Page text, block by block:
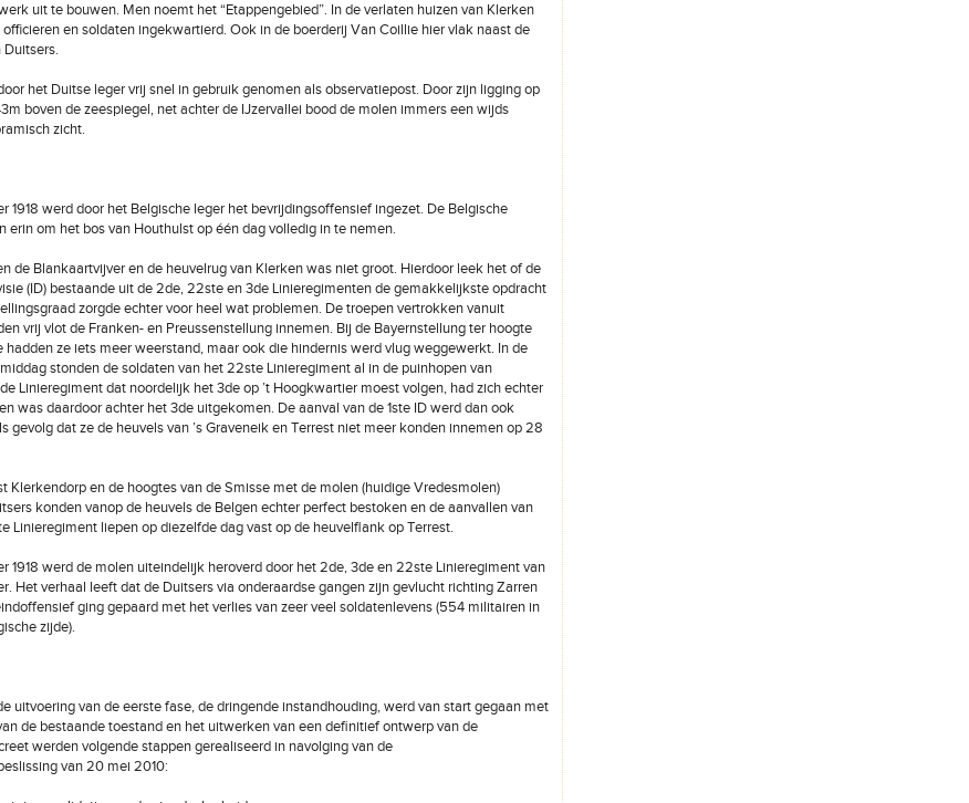
uit te bouwen. Men noemt het “Etappengebied”. In de verlaten huizen van Klerken
en soldaten ingekwartierd. Ook in de boerderij Van Coillie hier vlak naast de
Duitsers.
het Duitse leger vrij snel in gebruik genomen als observatiepost. Door zijn ligging op
boven de zeespiegel, net achter de IJzervallei bood de molen immers een wijds
zicht.
1918 werd door het Belgische leger het bevrijdingsoffensief ingezet. De Belgische
erin om het bos van Houthulst op één dag volledig in te nemen.
de Blankaartvijver en de heuvelrug van Klerken was niet groot. Hierdoor leek het of de
(ID) bestaande uit de 2de, 22ste en 3de Linieregimenten de gemakkelijkste opdracht
zorgde echter voor heel wat problemen. De troepen vertrokken vanuit
vrij vlot de Franken- en Preussenstellung innemen. Bij de Bayernstellung ter hoogte
hadden ze iets meer weerstand, maar ook die hindernis werd vlug weggewerkt. In de
stonden de soldaten van het 22ste Linieregiment al in de puinhopen van
Linieregiment dat noordelijk het 3de op ’t Hoogkwartier moest volgen, had zich echter
was daardoor achter het 3de uitgekomen. De aanval van de 1ste ID werd dan ook
gevolg dat ze de heuvels van ’s Graveneik en Terrest niet meer konden innemen op 28
Klerkendorp en de hoogtes van de Smisse met de molen (huidige Vredesmolen)
konden vanop de heuvels de Belgen echter perfect bestoken en de aanvallen van
Linieregiment liepen op diezelfde dag vast op de heuvelflank op Terrest.
1918 werd de molen uiteindelijk heroverd door het 2de, 3de en 22ste Linieregiment van
Het verhaal leeft dat de Duitsers via onderaardse gangen zijn gevlucht richting Zarren
ging gepaard met het verlies van zeer veel soldatenlevens (554 militairen in
zijde).
uitvoering van de eerste fase, de dringende instandhouding, werd van start gegaan met
de bestaande toestand en het uitwerken van een definitief ontwerp van de
werden volgende stappen gerealiseerd in navolging van de
van 20 mei 2010: